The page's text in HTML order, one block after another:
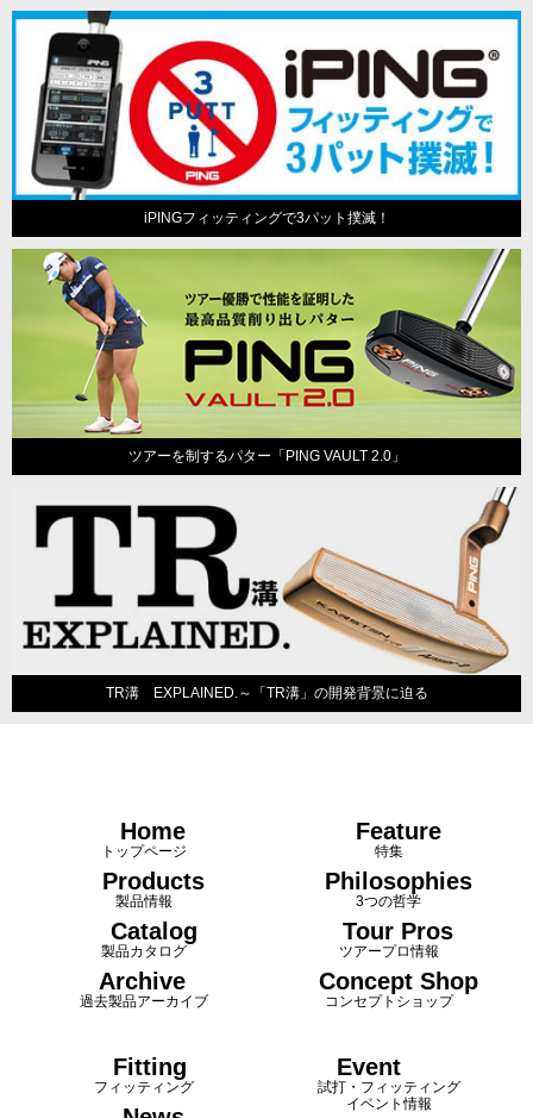
iPINGフィッティングで3パット撲滅！
ツアーを制するパター「PING VAULT 2.0」
TR溝 EXPLAINED.～「TR溝」の開発背景に迫る